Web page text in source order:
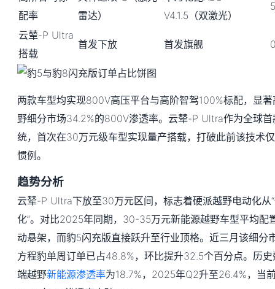
配率
雷达）
V4.1.5（双激光）
云辇-P Ultra
搭载
首发下放 首发旗舰
两款车型均实现800V高压平台与高阶智驾100%标配，显
野细分市场34.2%的800V渗透率。云辇-P Ultra作为全球
统，首次在30万元级车型实现量产搭载，打破此前该技术
惯例。
趋势分析
云辇-P Ultra下放至30万元区间，标志着硬派越野电动化从
化”。对比2025年同期，30-35万元新能源越野车型平均配
动悬架，而豹5闪充版直接跃升至行业顶格。近三月该细分
方程豹单周订单已占48.8%，环比提升32.5个百分点。历
端越野新能源渗透率为18.7%，2025年Q2升至26.4%，当